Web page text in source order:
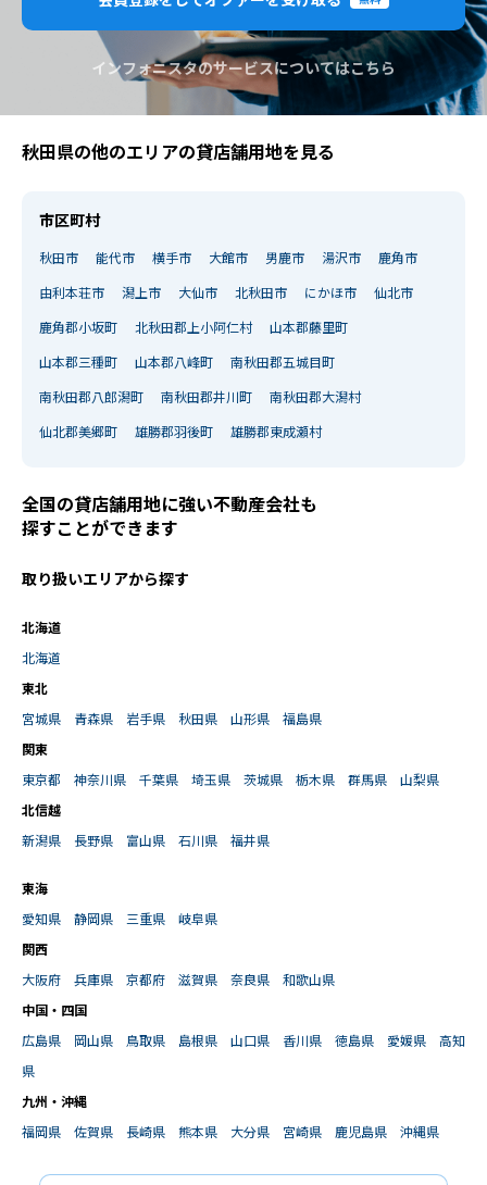
インフォニスタのサービスについてはこちら
秋田県の他のエリアの貸店舗用地を見る
市区町村
秋田市 能代市 横手市 大館市 男鹿市 湯沢市 鹿角市
由利本荘市 潟上市 大仙市 北秋田市 にかほ市 仙北市
鹿角郡小坂町 北秋田郡上小阿仁村 山本郡藤里町
山本郡三種町 山本郡八峰町 南秋田郡五城目町
南秋田郡八郎潟町 南秋田郡井川町 南秋田郡大潟村
仙北郡美郷町 雄勝郡羽後町 雄勝郡東成瀬村
全国の貸店舗用地に強い不動産会社も
探すことができます
取り扱いエリアから探す
北海道
北海道
東北
宮城県
青森県 岩手県 秋田県 山形県
福島県
関東
東京都
神奈川県 千葉県 埼玉県 茨城県 栃木県 群馬県
山梨県
北信越
新潟県
長野県 富山県 石川県 福井県
東海
愛知県
静岡県 三重県
岐阜県
関西
大阪府
兵庫県 京都府 滋賀県 奈良県
和歌山県
中国・四国
広島県
岡山県 鳥取県 島根県 山口県 香川県 徳島県 愛媛県
高知
県
九州・沖縄
福岡県
佐賀県 長崎県 熊本県 大分県 宮崎県 鹿児島県 沖縄県